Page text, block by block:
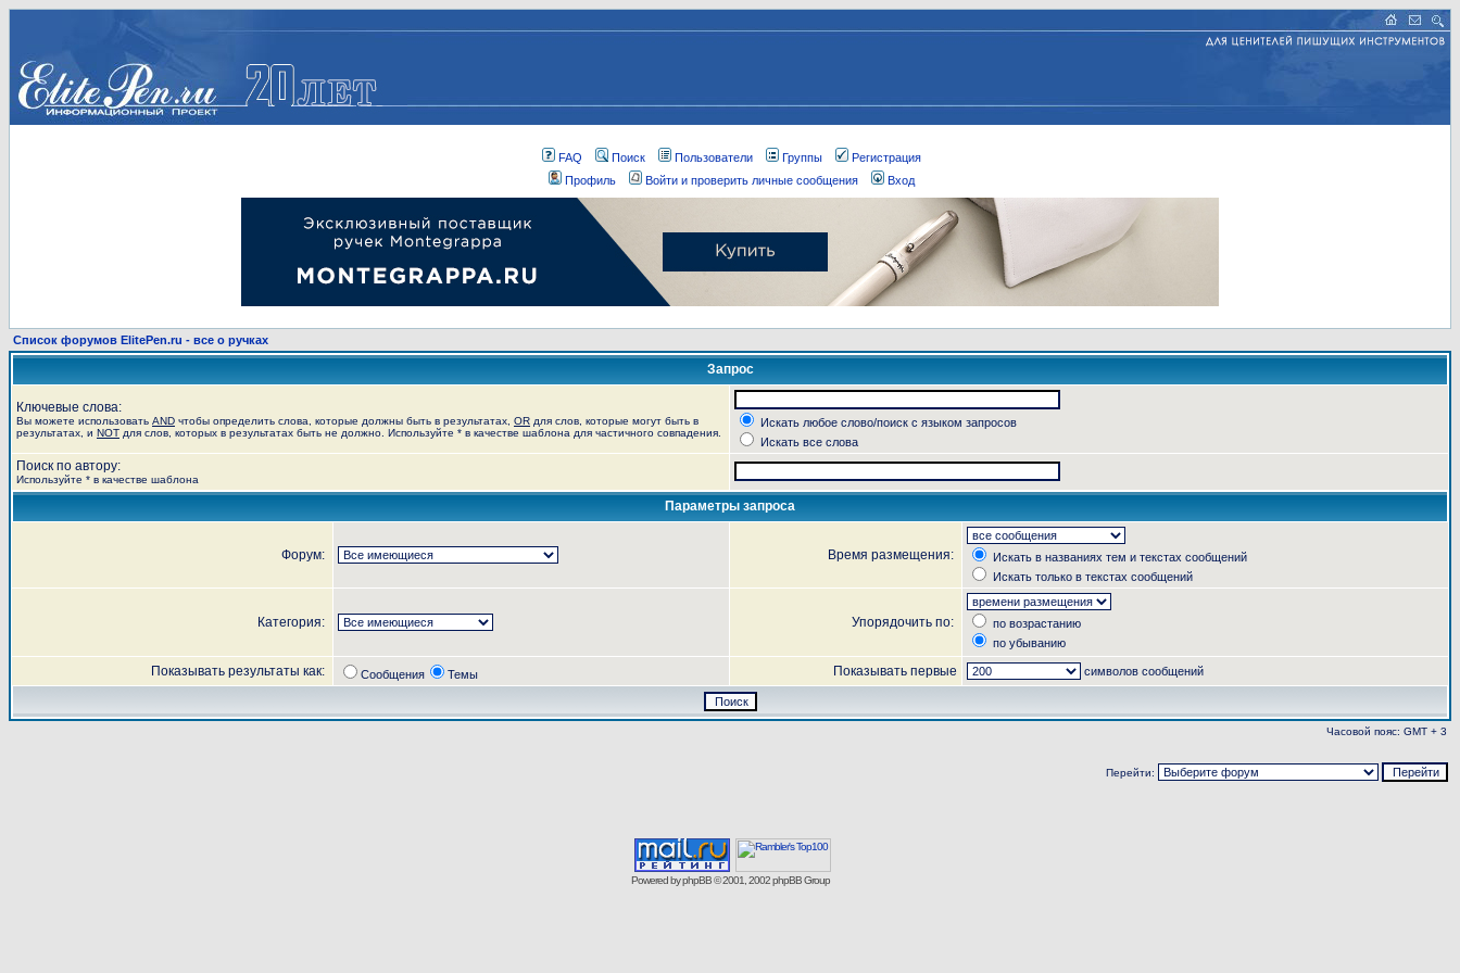
FAQ Поиск Пользователи Группы
Регистрация
Профиль
Войти и проверить личные сообщения Вход
Список форумов ElitePen.ru - все о ручках
Запрос
Ключевые слова:
Вы можете использовать AND чтобы определить слова, которые должны быть в результатах, OR для слов, которые могут быть в
результатах, и NOT для слов, которых в результатах быть не должно. Используйте * в качестве шаблона для частичного совпадения.
Искать любое слово/поиск с языком запросов
Искать все слова
Поиск по автору:
Используйте * в качестве шаблона
Параметры запроса
Форум: Время размещения:
Искать в названиях тем и текстах сообщений
Искать только в текстах сообщений
Категория: Упорядочить по:
по возрастанию
по убыванию
Показывать результаты как: Сообщения Темы Показывать первые символов сообщений
Часовой пояс: GMT + 3
Перейти:
Powered byphpBB© 2001, 2002 phpBB Group